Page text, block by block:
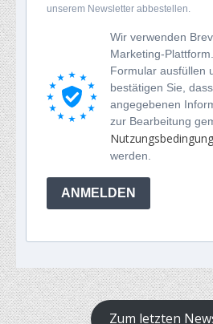
unserem Newsletter abbestellen.
Wir verwenden
Marketing-
Formular ausfüllen
bestätigen Sie,
angegebenen
zur Bearbeitung
werden.
ANMELDEN
Zum letzten